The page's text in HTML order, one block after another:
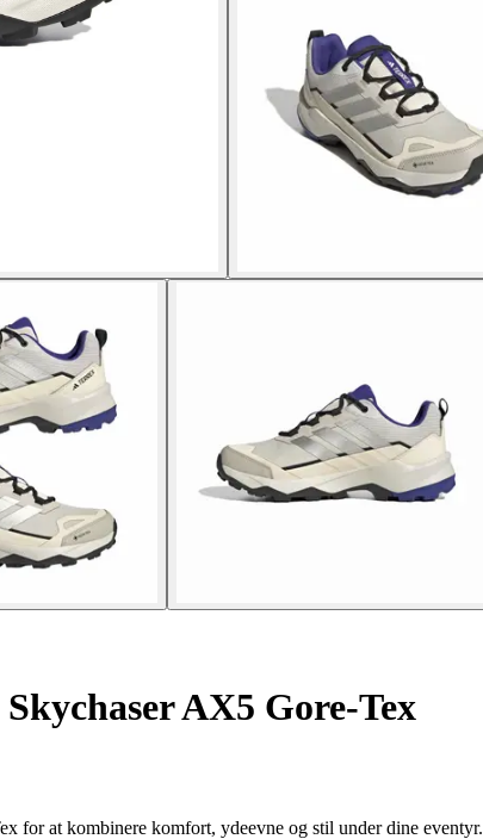
AX5 Gore-Tex
for at kombinere komfort, ydeevne og stil under dine eventyr.